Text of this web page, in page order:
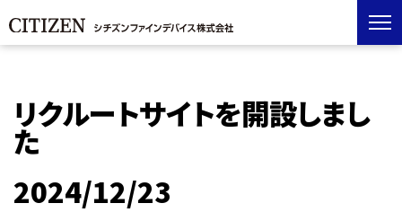
リクルートサイトを開設しまし
た
2024/12/23